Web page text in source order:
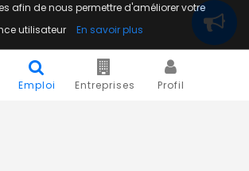
Emploi Entreprises Profil
afin de nous permettre d'améliorer votre
utilisateur
En savoir plus